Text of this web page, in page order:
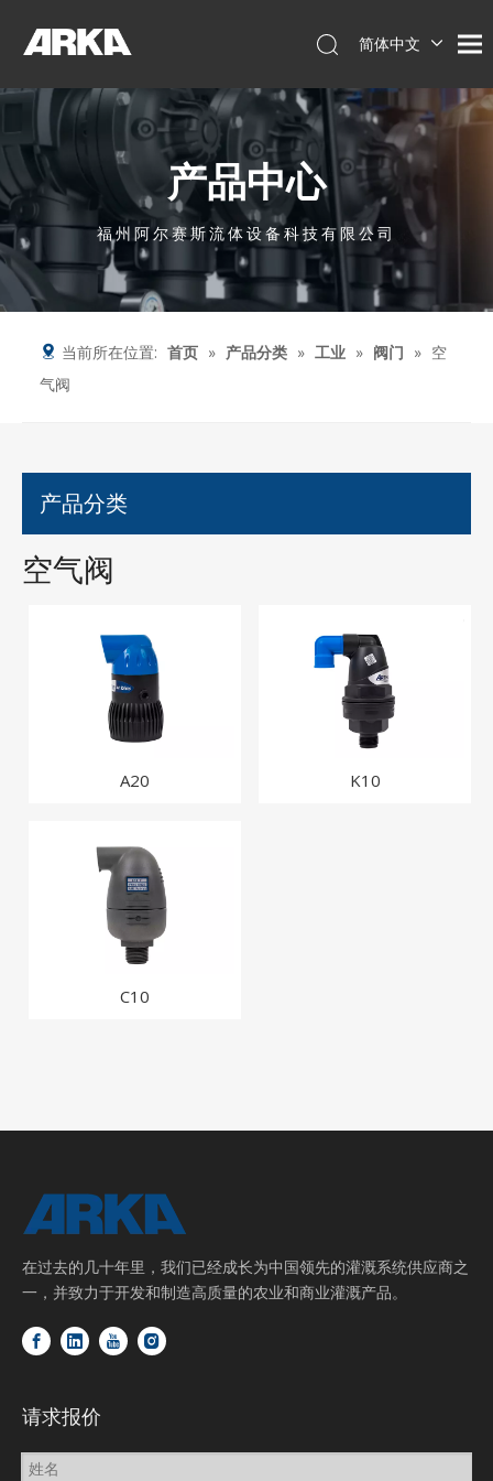
简体中文
العربية
Français
Pусский
Español
Português
Deutsch
Italiano
产品中心
福州阿尔赛斯流体设备科技有限公司
当前所在位置: 首页 » 产品分类 » 工业 » 阀门 » 空
气阀
产品分类
空气阀
A20 K10
C10
在过去的几十年里，我们已经成长为中国领先的灌溉系统供应商之
一，并致力于开发和制造高质量的农业和商业灌溉产品。
请求报价